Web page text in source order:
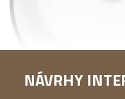
NÁVRHY